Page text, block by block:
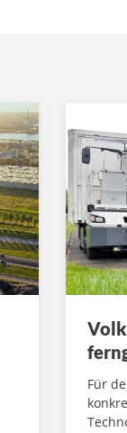
Für